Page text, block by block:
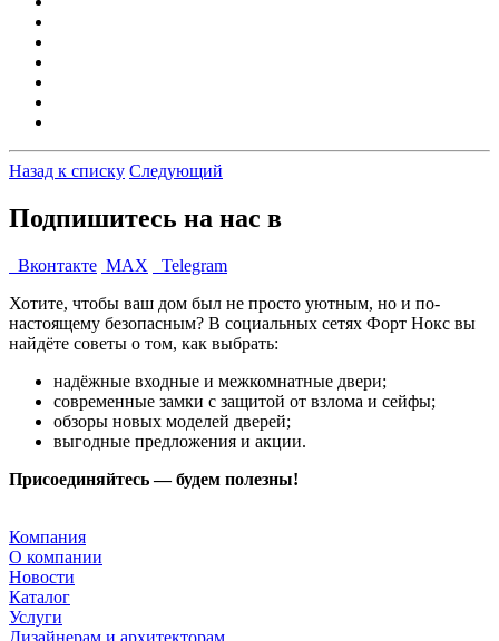
Назад к списку Следующий
Подпишитесь на нас в
Вконтакте MAX
Telegram
Хотите, чтобы ваш дом был не просто уютным, но и по-
настоящему безопасным? В социальных сетях Форт Нокс вы
найдёте советы о том, как выбрать:
надёжные входные и межкомнатные двери;
современные замки с защитой от взлома и сейфы;
обзоры новых моделей дверей;
выгодные предложения и акции.
Присоединяйтесь — будем полезны!
Компания
О компании
Новости
Каталог
Услуги
Дизайнерам и архитекторам